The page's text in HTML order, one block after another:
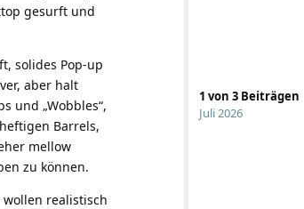
1 von 3 Beiträgen
Juli 2026
gesurft und
solides Pop-up
aber halt
und „Wobbles“,
Barrels,
mellow
zu können.
realistisch